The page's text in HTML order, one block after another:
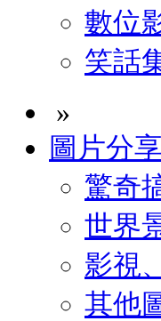
數位
笑話
»
圖片分享
驚奇
世界
影視
其他